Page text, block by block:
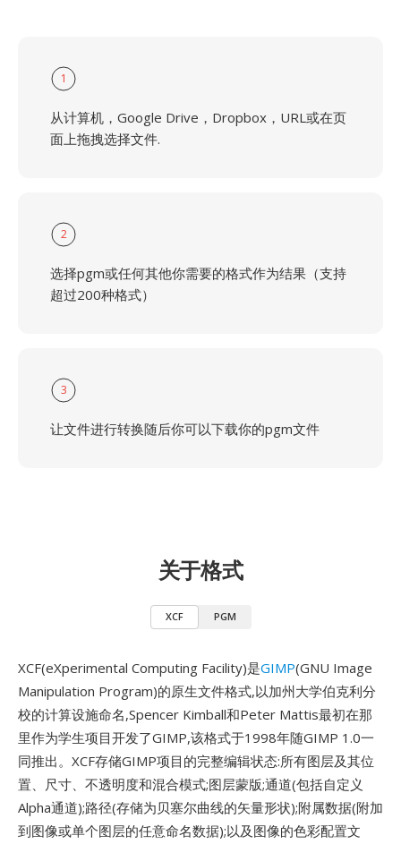
1
从计算机，Google Drive，Dropbox，URL或在页
面上拖拽选择文件.
2
选择pgm或任何其他你需要的格式作为结果（支持
超过200种格式）
3
让文件进行转换随后你可以下载你的pgm文件
关于格式
XCF PGM
XCF(eXperimental Computing Facility)是GIMP(GNU Image
Manipulation Program)的原生文件格式,以加州大学伯克利分
校的计算设施命名,Spencer Kimball和Peter Mattis最初在那
里作为学生项目开发了GIMP,该格式于1998年随GIMP 1.0一
同推出。XCF存储GIMP项目的完整编辑状态:所有图层及其位
置、尺寸、不透明度和混合模式;图层蒙版;通道(包括自定义
Alpha通道);路径(存储为贝塞尔曲线的矢量形状);附属数据(附加
到图像或单个图层的任意命名数据);以及图像的色彩配置文